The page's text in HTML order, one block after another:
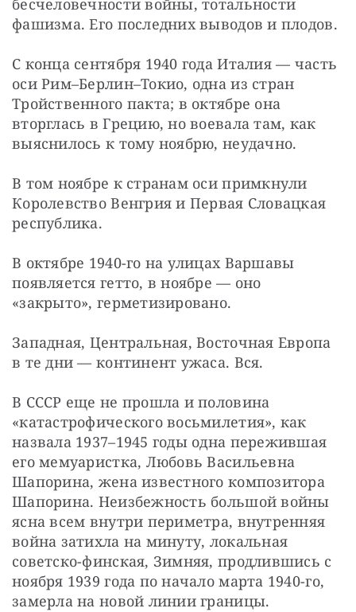
бесчеловечности войны, тотальности
фашизма. Его последних выводов и плодов.
С конца сентября 1940 года Италия — часть
оси Рим–Берлин–Токио, одна из стран
Тройственного пакта; в октябре она
вторглась в Грецию, но воевала там, как
выяснилось к тому ноябрю, неудачно.
В том ноябре к странам оси примкнули
Королевство Венгрия и Первая Словацкая
республика.
В октябре 1940-го на улицах Варшавы
появляется гетто, в ноябре — оно
«закрыто», герметизировано.
Западная, Центральная, Восточная Европа
в те дни — континент ужаса. Вся.
В СССР еще не прошла и половина
«катастрофического восьмилетия», как
назвала 1937–1945 годы одна пережившая
его мемуаристка, Любовь Васильевна
Шапорина, жена известного композитора
Шапорина. Неизбежность большой войны
ясна всем внутри периметра, внутренняя
война затихла на минуту, локальная
советско-финская, Зимняя, продлившись с
ноября 1939 года по начало марта 1940-го,
замерла на новой линии границы.